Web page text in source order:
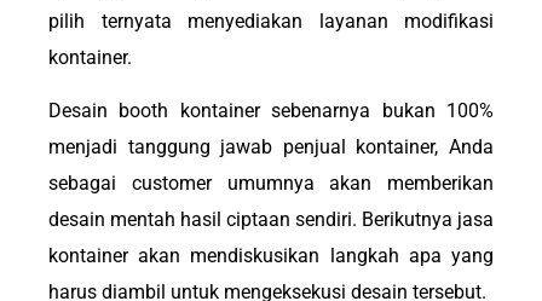
pilih ternyata menyediakan layanan modifikasi
kontainer.
Desain booth kontainer sebenarnya bukan 100%
menjadi tanggung jawab penjual kontainer, Anda
sebagai customer umumnya akan memberikan
desain mentah hasil ciptaan sendiri. Berikutnya jasa
kontainer akan mendiskusikan langkah apa yang
harus diambil untuk mengeksekusi desain tersebut.